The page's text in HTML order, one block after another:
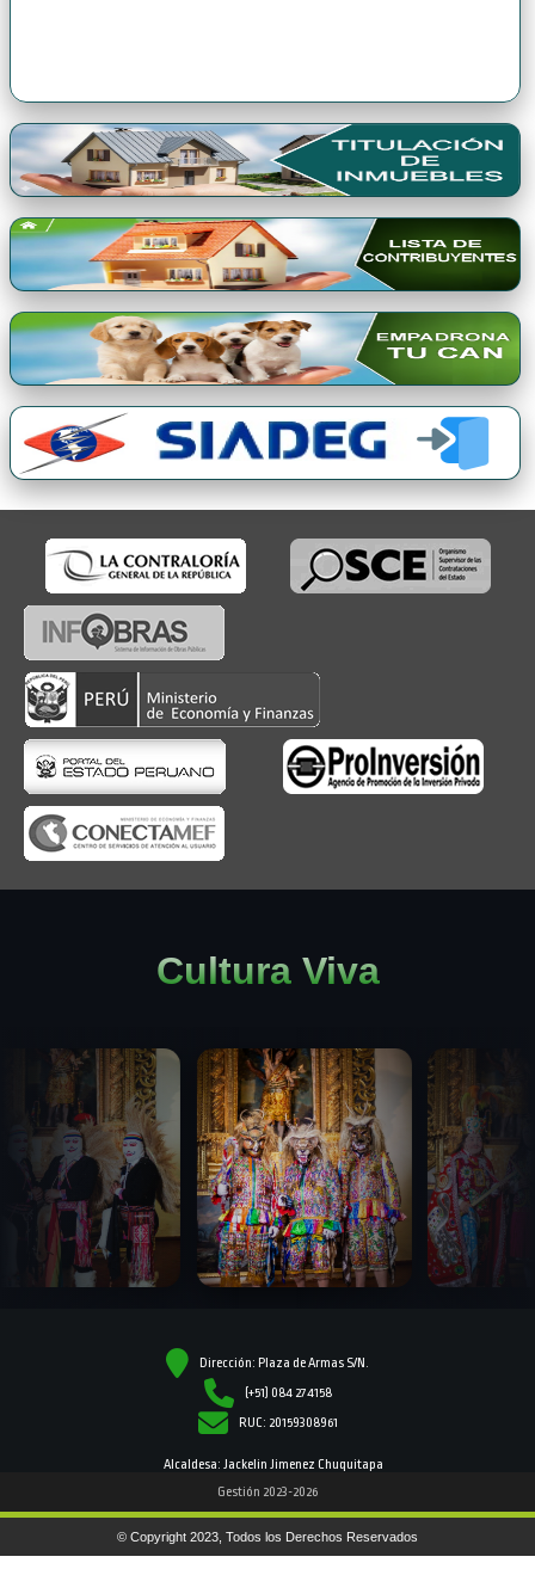
Cultura Viva
Dirección: Plaza de Armas S/N.
(+51) 084 274158
RUC: 20159308961
Alcaldesa: Jackelin Jimenez Chuquitapa
Gestión 2023-2026
© Copyright 2023, Todos los Derechos Reservados